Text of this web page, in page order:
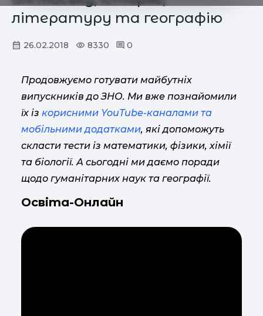
літературу та географію
26.02.2018 8330 0
Продовжуємо готувати майбутніх
випускників до ЗНО. Ми вже познайомили
їх із корисними YouTube-каналами та
мобільними додатками, які допоможуть
скласти тести із математики, фізики, хімії
та біології. А сьогодні ми даємо поради
щодо гуманітарних наук та географії.
Освіта-Онлайн